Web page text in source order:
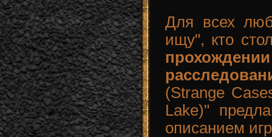
Для всех
ищу", кто
(Strange
Lake)"
описанием